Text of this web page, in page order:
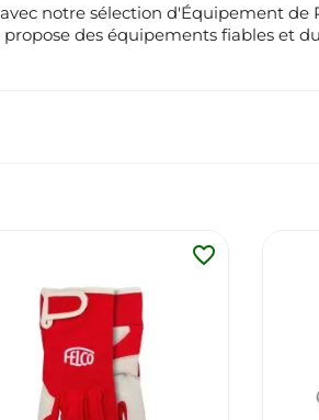
notre sélection d'Équipement
des équipements fiables et
favorite_border